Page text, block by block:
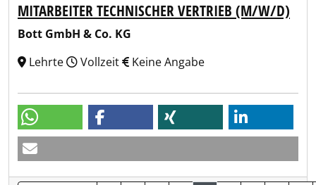
MITARBEITER TECHNISCHER VERTRIEB (M/W/D)
Bott GmbH & Co. KG
Lehrte
Vollzeit Keine Angabe